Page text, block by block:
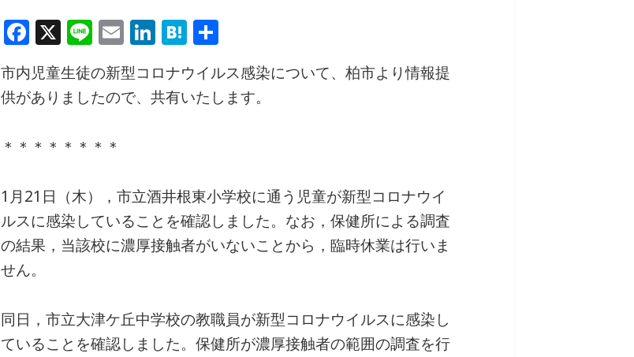
F
a
c
e
b
o
o
k
X Li
e
E
m
ai
l
Li
k
e
H
e
n
共
市内児童生徒の新型コロナウイルス感染について、柏市より情報提
供がありましたので、共有いたします。
＊＊＊＊＊＊＊＊
1月21日（木），市立酒井根東小学校に通う児童が新型コロナウイ
ルスに感染していることを確認しました。なお，保健所による調査
の結果，当該校に濃厚接触者がいないことから，臨時休業は行いま
せん。
同日，市立大津ケ丘中学校の教職員が新型コロナウイルスに感染し
ていることを確認しました。保健所が濃厚接触者の範囲の調査を行